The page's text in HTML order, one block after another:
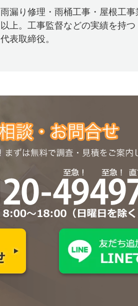
雨漏り修理・雨桶工事・屋根工
以上。工事監督などの実績を持
代表取締役。